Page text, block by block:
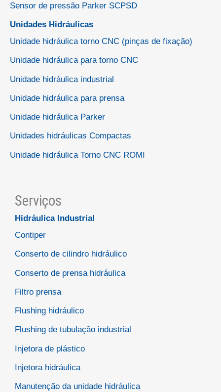
Sensor de pressão Parker SCPSD
Unidades Hidráulicas
Unidade hidráulica torno CNC (pinças de fixação)
Unidade hidráulica para torno CNC
Unidade hidráulica industrial
Unidade hidráulica para prensa
Unidade hidráulica Parker
Unidades hidráulicas Compactas
Unidade hidráulica Torno CNC ROMI
Serviços
Hidráulica Industrial
Contiper
Conserto de cilindro hidráulico
Conserto de prensa hidráulica
Filtro prensa
Flushing hidráulico
Flushing de tubulação industrial
Injetora de plástico
Injetora hidráulica
Manutenção da unidade hidráulica